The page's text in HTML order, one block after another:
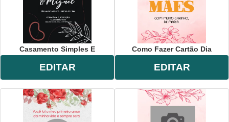
Casamento Simples E
EDITAR
Como Fazer Cartão Dia
EDITAR